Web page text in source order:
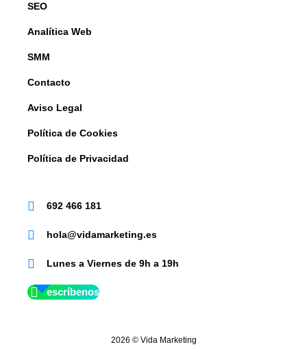
SEO
Analítica Web
SMM
Contacto
Aviso Legal
Política de Cookies
Política de Privacidad
692 466 181
hola@vidamarketing.es
Lunes a Viernes de 9h a 19h
escríbenos
2026 © Vida Marketing